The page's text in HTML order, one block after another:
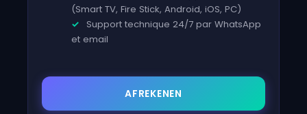
(Smart TV, Fire Stick, Android, iOS, PC)
Support technique 24/7 par WhatsApp
et email
AFREKENEN